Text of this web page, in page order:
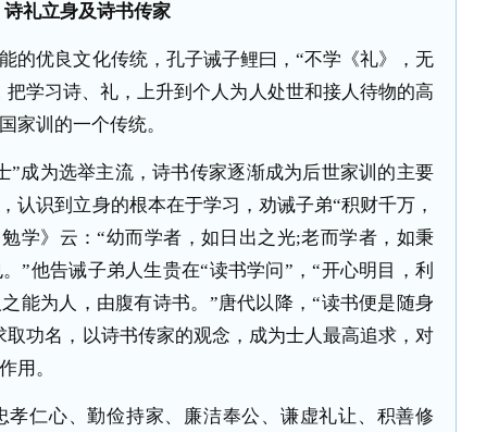
诗礼立身及诗书传家
优良文化传统，孔子诫子鲤曰，“不学《礼》，无
把学习诗、礼，上升到个人为人处世和接人待物的高
家训的一个传统。
为选举主流，诗书传家逐渐成为后世家训的主要
认识到立身的根本在于学习，劝诫子弟“积财千万，
学》云：“幼而学者，如日出之光;老而学者，如秉
”他告诫子弟人生贵在“读书学问”，“开心明目，利
能为人，由腹有诗书。”唐代以降，“读书便是随身
功名，以诗书传家的观念，成为士人最高追求，对
用。
仁心、勤俭持家、廉洁奉公、谦虚礼让、积善修